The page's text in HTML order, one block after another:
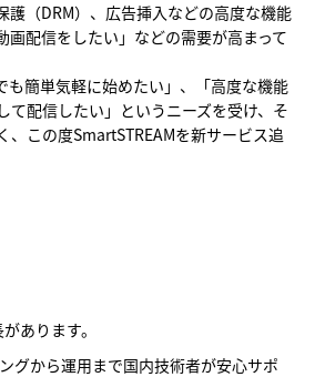
護（DRM）、広告挿入などの高度な機能
画配信をしたい」などの需要が高まって
も簡単気軽に始めたい」、「高度な機能
て配信したい」というニーズを受け、そ
、この度SmartSTREAMを新サービス追
あります。
グから運用まで国内技術者が安心サポ